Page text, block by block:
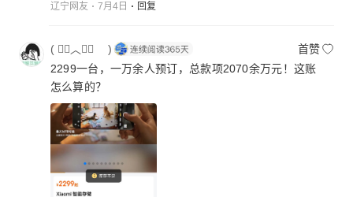
辽宁网友 7月4日 回复
( ⃢👁︿👁⃢ )
首赞
2299一台，一万余人预订，总款项2070余万元！这账
怎么算的？